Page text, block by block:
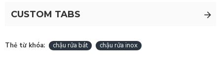
CUSTOM TABS
Thẻ từ khóa: chậu rửa bát chậu rửa inox